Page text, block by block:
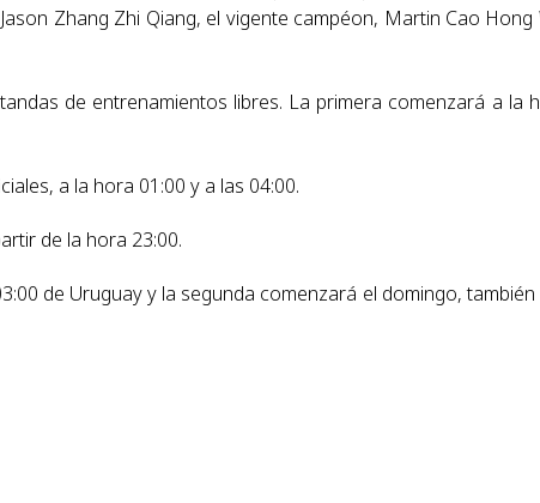
Zhang Zhi Qiang, el vigente campéon, Martin Cao Hong
de entrenamientos libres. La primera comenzará a la
a la hora 01:00 y a las 04:00.
de la hora 23:00.
de Uruguay y la segunda comenzará el domingo, también